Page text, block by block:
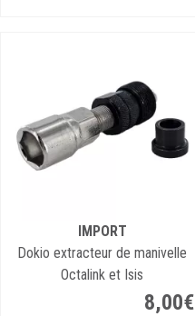
IMPORT
Dokio extracteur de manivelle
Octalink et Isis
8,00€